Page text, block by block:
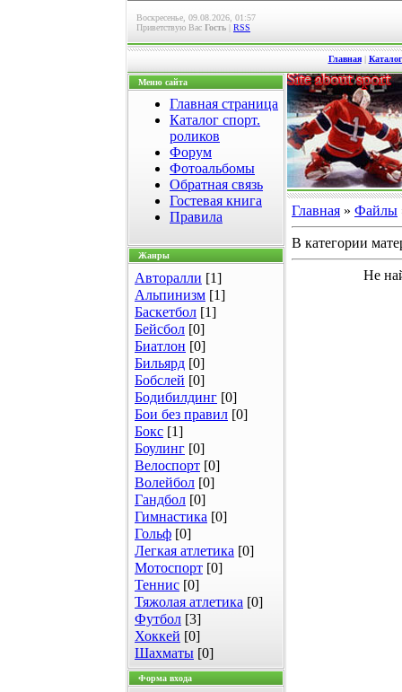
Воскресенье, 09.08.2026, 01:57
Приветствую Вас Гость | RSS
Главная|
Меню сайта
Главная страница
Каталог спорт.
роликов
Форум
Фотоальбомы
Обратная связь
Гостевая книга
Правила
Жанры
Авторалли [1]
Альпинизм [1]
Баскетбол [1]
Бейсбол [0]
Биатлон [0]
Бильярд [0]
Бобслей [0]
Бодибилдинг [0]
Бои без правил [0]
Бокс [1]
Боулинг [0]
Велоспорт [0]
Волейбол [0]
Гандбол [0]
Гимнастика [0]
Гольф [0]
Легкая атлетика [0]
Мотоспорт [0]
Теннис [0]
Тяжолая атлетика [0]
Футбол [3]
Хоккей [0]
Шахматы [0]
Форма входа
Главная » Файлы
В категории
Не